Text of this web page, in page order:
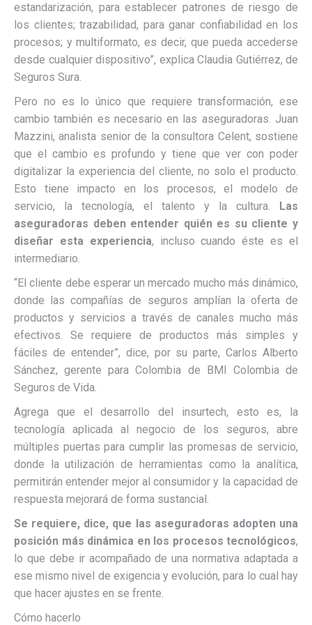
estandarización, para establecer patrones de riesgo de
los clientes; trazabilidad, para ganar confiabilidad en los
procesos; y multiformato, es decir, que pueda accederse
desde cualquier dispositivo”, explica Claudia Gutiérrez, de
Seguros Sura.
Pero no es lo único que requiere transformación, ese
cambio también es necesario en las aseguradoras. Juan
Mazzini, analista senior de la consultora Celent, sostiene
que el cambio es profundo y tiene que ver con poder
digitalizar la experiencia del cliente, no solo el producto.
Esto tiene impacto en los procesos, el modelo de
servicio, la tecnología, el talento y la cultura. Las
aseguradoras deben entender quién es su cliente y
diseñar esta experiencia, incluso cuando éste es el
intermediario.
“El cliente debe esperar un mercado mucho más dinámico,
donde las compañías de seguros amplían la oferta de
productos y servicios a través de canales mucho más
efectivos. Se requiere de productos más simples y
fáciles de entender”, dice, por su parte, Carlos Alberto
Sánchez, gerente para Colombia de BMI Colombia de
Seguros de Vida.
Agrega que el desarrollo del insurtech, esto es, la
tecnología aplicada al negocio de los seguros, abre
múltiples puertas para cumplir las promesas de servicio,
donde la utilización de herramientas como la analítica,
permitirán entender mejor al consumidor y la capacidad de
respuesta mejorará de forma sustancial.
Se requiere, dice, que las aseguradoras adopten una
posición más dinámica en los procesos tecnológicos,
lo que debe ir acompañado de una normativa adaptada a
ese mismo nivel de exigencia y evolución, para lo cual hay
que hacer ajustes en se frente.
Cómo hacerlo